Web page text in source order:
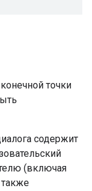
точки
содержит
(включая